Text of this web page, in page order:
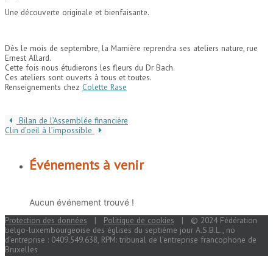
Une découverte originale et bienfaisante.
Dès le mois de septembre, la Marnière reprendra ses ateliers nature, rue
Ernest Allard.
Cette fois nous étudierons les fleurs du Dr Bach.
Ces ateliers sont ouverts à tous et toutes.
Renseignements chez Colette Rase
Bilan de l’Assemblée financière
Clin d’oeil à l’impossible
Événements à venir
Aucun événement trouvé !
Protection des données | Politique de cookies | © 2024 Fédération
belgo-luxembourgeoise des églises du septième jour A.S.B.L., no
d’entreprise : 0409.549.638, RPM: tribunal de l’entreprise francophone de
Bruxelles